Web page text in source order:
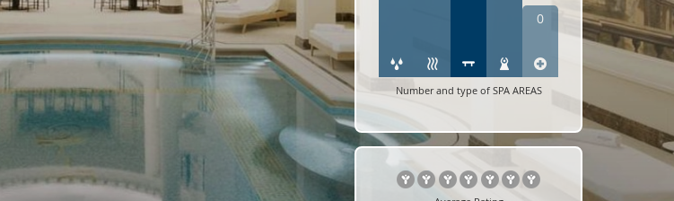
0
Number and type of SPA AREAS